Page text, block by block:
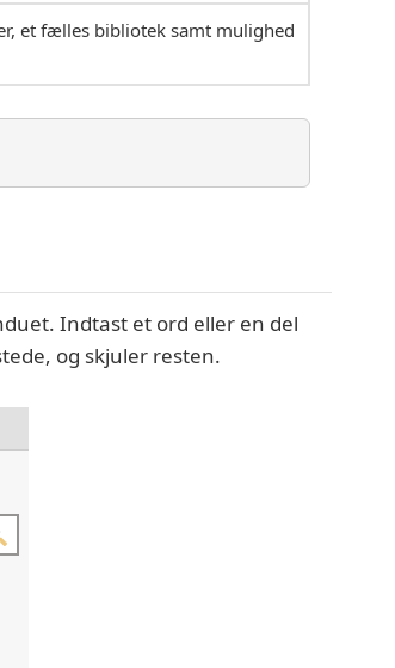
et fælles bibliotek samt mulighed
Indtast et ord eller en del
og skjuler resten.